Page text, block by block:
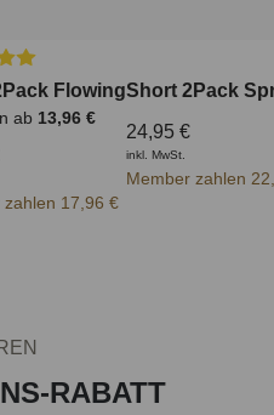
Bewertung von 5
Flowing
ab 13,96 €
zahlen 17,96 €
Short 2Pack
24,95 €
inkl. MwSt.
Member zahlen
RABATT